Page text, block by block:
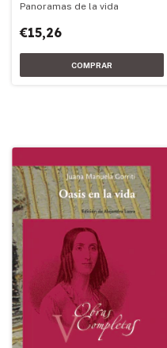
Panoramas de la vida
€15,26